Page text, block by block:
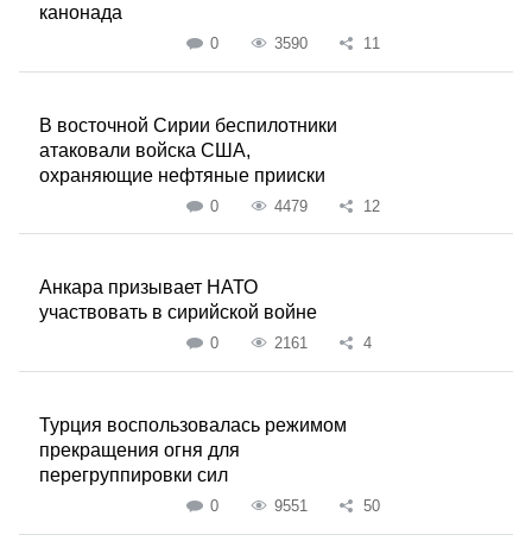
канонада
0 3590 11
В восточной Сирии беспилотники
атаковали войска США,
охраняющие нефтяные прииски
0 4479 12
Анкара призывает НАТО
участвовать в сирийской войне
0 2161 4
Турция воспользовалась режимом
прекращения огня для
перегруппировки сил
0 9551 50